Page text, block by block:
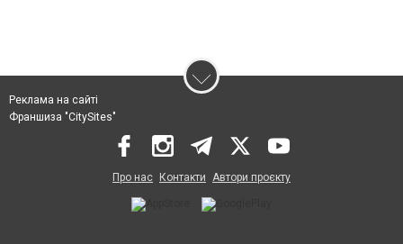
Реклама на сайті
Франшиза "CitySites"
Про нас Контакти Автори проєкту